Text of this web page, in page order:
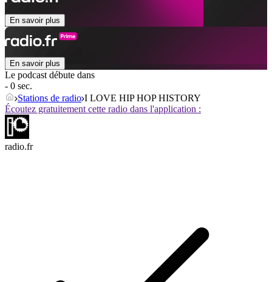
En savoir plus
En savoir plus
Le podcast débute dans
- 0 sec.
Stations de radio I LOVE HIP HOP HISTORY
Écoutez gratuitement cette radio dans l'application :
radio.fr